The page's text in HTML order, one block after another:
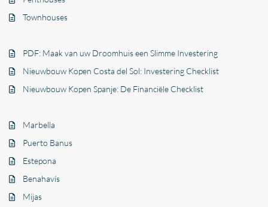
Townhouses
PDF: Maak van uw Droomhuis een Slimme Investering
Nieuwbouw Kopen Costa del Sol: Investering Checklist
Nieuwbouw Kopen Spanje: De Financiële Checklist
Marbella
Puerto Banus
Estepona
Benahavís
Mijas